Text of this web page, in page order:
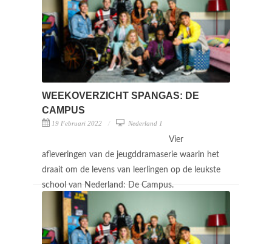
WEEKOVERZICHT SPANGAS: DE
CAMPUS
19 Februari 2022 Nederland 1
Vier
afleveringen van de jeugddramaserie waarin het
draait om de levens van leerlingen op de leukste
school van Nederland: De Campus.